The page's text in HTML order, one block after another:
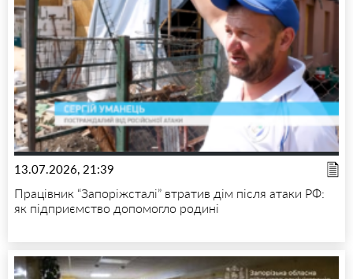
13.07.2026, 21:39
Працівник “Запоріжсталі” втратив дім після атаки РФ:
як підприємство допомогло родині